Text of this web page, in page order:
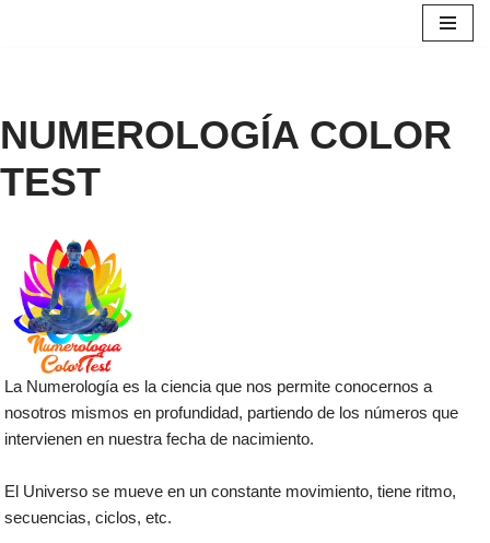
NUMEROLOGÍA COLOR
TEST
La Numerología es la ciencia que nos permite conocernos a
nosotros mismos en profundidad, partiendo de los números que
intervienen en nuestra fecha de nacimiento.
El Universo se mueve en un constante movimiento, tiene ritmo,
secuencias, ciclos, etc.